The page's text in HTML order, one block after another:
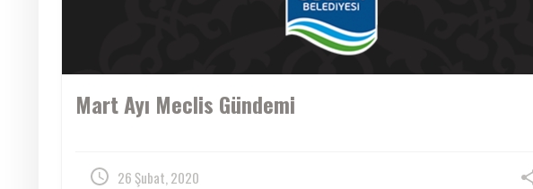
Mart Ayı Meclis Gündemi
26 Şubat, 2020